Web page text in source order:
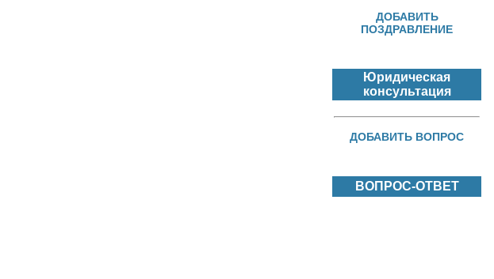
ДОБАВИТЬ
ПОЗДРАВЛЕНИЕ
Юридическая
консультация
ДОБАВИТЬ ВОПРОС
ВОПРОС-ОТВЕТ